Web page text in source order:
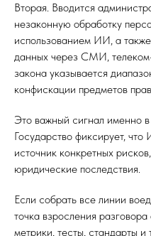
Вторая. Вводится
незаконную обработку
использованием ИИ, а
данных через СМИ,
закона указывается
конфискации предметов
Это важный сигнал именно
Государство фиксирует,
источник конкретных
юридические последствия.
Если собрать все линии
точка взросления
метрики, тесты, стандарты и